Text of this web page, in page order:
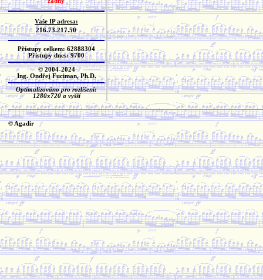
Vaše IP adresa:
216.73.217.50
Přístupy celkem: 62888304
Přístupy dnes: 9700
© 2004-2024
Ing. Ondřej Fuciman, Ph.D.
Optimalizováno pro rozlišení:
1280x720 a vyšší
© Agadir